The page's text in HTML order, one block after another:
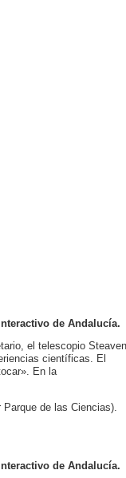
de Andalucía.
el telescopio
científicas. El
En la
de las Ciencias).
de Andalucía.